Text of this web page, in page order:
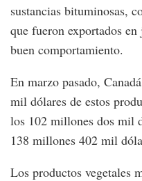
sustancias bituminosas,
que fueron exportados
buen comportamiento.
En marzo pasado,
mil dólares de estos
los 102 millones dos mil
138 millones 402 mil
Los productos vegetales